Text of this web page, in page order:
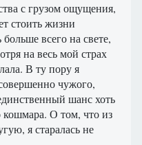
с грузом ощущения,
стоить жизни
всего на свете,
на весь мой страх
В ту пору я
чужого,
шанс хоть
кошмара. О том, что из
я старалась не